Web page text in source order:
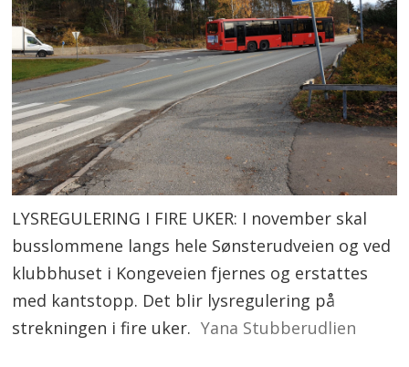
LYSREGULERING I FIRE UKER: I november skal
busslommene langs hele Sønsterudveien og ved
klubbhuset i Kongeveien fjernes og erstattes
med kantstopp. Det blir lysregulering på
strekningen i fire uker. Yana Stubberudlien